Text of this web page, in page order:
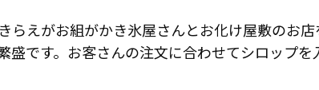
えがお組がかき氷屋さんとお化け屋敷のお店
盛です。お客さんの注文に合わせてシロップを